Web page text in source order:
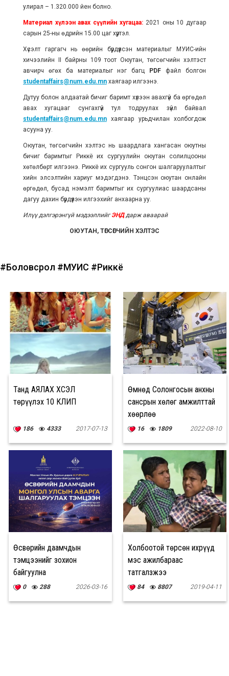
улирал – 1.320.000 йен болно.
Материал хүлээн авах сүүлийн хугацаа: 2021 оны 10 дугаар
сарын 25-ны өдрийн 15.00 цаг хүртэл.
Хүсэлт гаргагч нь өөрийн бүрдүүлсэн материалыг МУИС-ийн
хичээлийн II байрны 109 тоот Оюутан, төгсөгчийн хэлтэст
авчирч өгөх ба материалыг нэг багц
PDF файл болгон
studentaffairs@num.edu.mnхаягаар илгээнэ.
Дутуу болон алдаатай бичиг баримт хүлээн авахгүй ба өргөдөл
авах хугацааг сунгахгүй тул тодруулах зүйл байвал
studentaffairs@num.edu.mnхаягаар урьдчилан холбогдож
асууна уу.
Оюутан, төгсөгчийн хэлтэс нь шаардлага хангасан оюутны
бичиг баримтыг Риккё их сургуулийн оюутан солилцооны
хөтөлбөрт илгээнэ. Риккё их сургууль сонгон шалгаруулалтыг
хийн элсэлтийн хариуг мэдэгдэнэ. Тэнцсэн оюутан онлайн
өргөдөл, бусад нэмэлт баримтыг их сургуулиас шаардсаны
дагуу дахин бүрдүүлэн илгээхийг анхаарна уу.
Илүү дэлгэрэнгүй мэдээллийгЭНДдарж аваарай
ОЮУТАН, ТӨГСӨГЧИЙН ХЭЛТЭС
#Боловсрол #МУИС #Риккё
Танд АЯЛАХ ХҮСЭЛ
төрүүлэх 10 КЛИП
186 4333 2017-07-13
Өмнөд Солонгосын анхны
сансрын хөлөг амжилттай
хөөрлөө
16 1809 2022-08-10
Өсвөрийн даамчдын
тэмцээнийг зохион
байгуулна
0 288 2026-03-16
Холбоотой төрсөн ихрүүд
мэс ажилбараас
татгалзжээ
84 8807 2019-04-11